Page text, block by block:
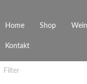
Home Shop
Weißweine
Junges Schwaben
Veranstaltungen
Kontakt
Filter